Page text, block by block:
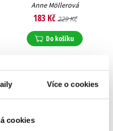
Více o cookies
cookies
Anne Möllerová
183 Kč 229 Kč
Do košíku